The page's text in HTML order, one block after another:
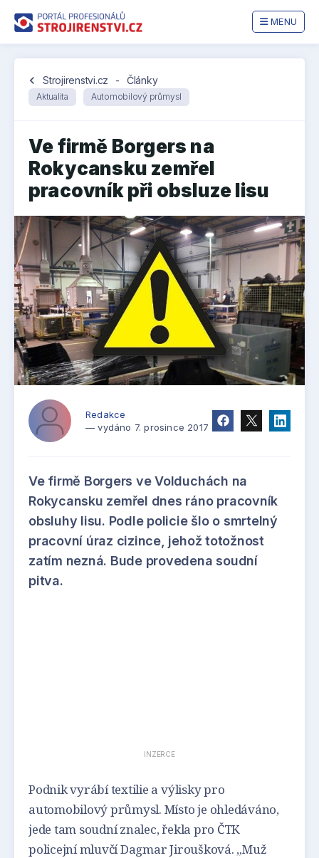
MENU
chevron_left Strojirenstvi.cz - Články
Aktualita Automobilový průmysl
Ve firmě Borgers na
Rokycansku zemřel
pracovník při obsluze lisu
Redakce
— vydáno 7. prosince 2017
Ve firmě Borgers ve Volduchách na
Rokycansku zemřel dnes ráno pracovník
obsluhy lisu. Podle policie šlo o smrtelný
pracovní úraz cizince, jehož totožnost
zatím nezná. Bude provedena soudní
pitva.
INZERCE
Podnik vyrábí textilie a výlisky pro
automobilový průmysl. Místo je ohledáváno,
jede tam soudní znalec, řekla pro ČTK
policejní mluvčí Dagmar Jiroušková. „Muž